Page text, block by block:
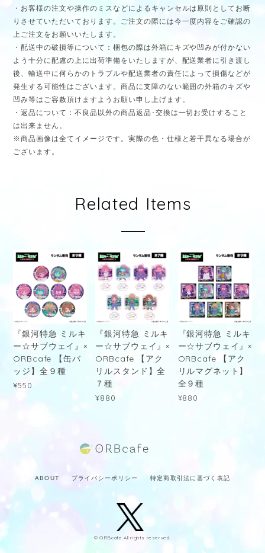
・お客様の注文や操作のミスなどによるキャンセルは原則としてお断
りさせていただいております。ご注文の際には今一度内容をご確認の
上ご注文をお願いいたします。
・配送中の破損等について：梱包の際は外箱にキズや凹みが付かない
よう十分に配慮の上に出荷準備をいたしますが、配送業者に引き渡し
後、輸送中に何らかのトラブルや配送業者の責任によって損傷などが
発生する可能性はございます。商品に支障のない範囲の外箱のキズや
凹み等はご容赦頂けますようお願い申し上げます。
・返品について：不良品以外の商品返品･交換は一切お受けすること
は出来ません。
※商品画像は全てイメージです。実際の色・仕様と若干異なる場合が
ございます。
Related Items
『銀河特急 ミルキ
ー☆サブウェイ』×
ORBcafe 【缶バ
ッジ】全９種
¥550
『銀河特急 ミルキ
ー☆サブウェイ』×
ORBcafe 【アク
リルスタンド】全
７種
¥880
『銀河特急 ミルキ
ー☆サブウェイ』×
ORBcafe 【アク
リルマグネット】
全９種
¥880
ABOUT プライバシーポリシー 特定商取引法に基づく表記
© ORBcafe All rights reserved.